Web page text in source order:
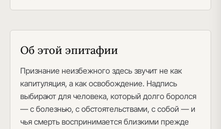
Об этой эпитафии
Признание неизбежного здесь звучит не как
капитуляция, а как освобождение. Надпись
выбирают для человека, который долго боролся
— с болезнью, с обстоятельствами, с собой — и
чья смерть воспринимается близкими прежде